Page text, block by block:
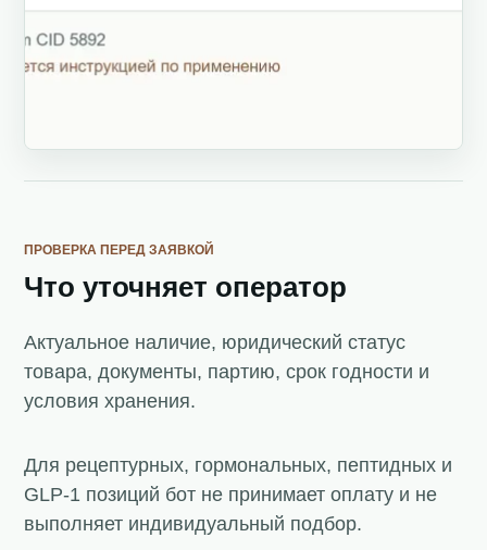
ПРОВЕРКА ПЕРЕД ЗАЯВКОЙ
Что уточняет оператор
Актуальное наличие, юридический статус
товара, документы, партию, срок годности и
условия хранения.
Для рецептурных, гормональных, пептидных и
GLP-1 позиций бот не принимает оплату и не
выполняет индивидуальный подбор.